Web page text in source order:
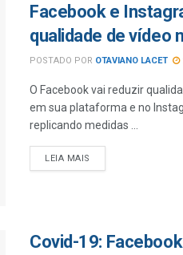
Facebook e
qualidade de vídeo
POSTADO POR OTAVIANO LACET
O Facebook vai reduzir
em sua plataforma e no
replicando medidas ...
LEIA MAIS
Covid-19: